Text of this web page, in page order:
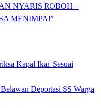
NYARIS ROBOH –
MENIMPA!”
Kapal Ikan Sesuai
Deportasi SS Warga